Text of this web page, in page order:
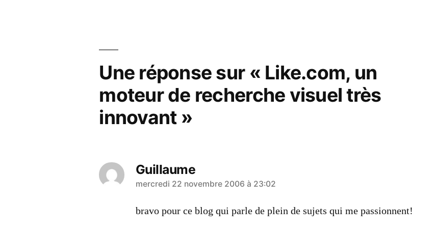
Une réponse sur « Like.com, un
moteur de recherche visuel très
innovant »
Guillaume
a
dit :
mercredi 22 novembre 2006 à 23:02
bravo pour ce blog qui parle de plein de sujets qui me passionnent!